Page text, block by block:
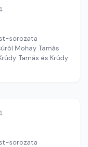
sorozata
Mohay Tamás
Tamás és Krúdy
sorozata